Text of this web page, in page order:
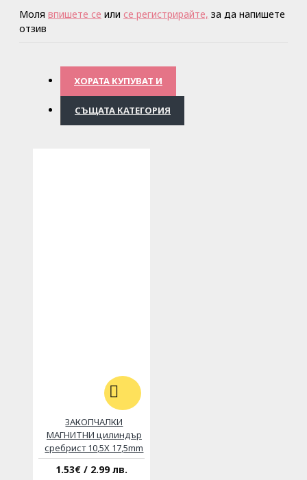
Моля впишете се или се регистрирайте, за да напишете
отзив
ХОРАТА КУПУВАТ И
СЪЩАТА КАТЕГОРИЯ
ЗАКОПЧАЛКИ
МАГНИТНИ цилиндър
сребрист 10,5Х 17,5mm
1.53€ / 2.99 лв.